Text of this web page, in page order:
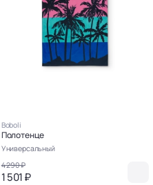
Boboli
Полотенце
Универсальный
4 290 ₽
1 501 ₽